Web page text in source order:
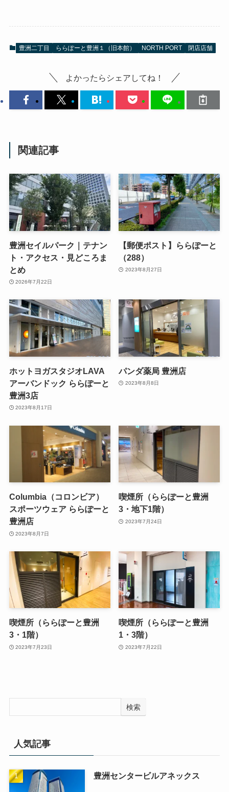
豊洲二丁目 ららぽーと豊洲１（旧本館） NORTH PORT 閉店店舗
よかったらシェアしてね！
関連記事
豊洲セイルパーク｜テナン
ト・アクセス・見どころま
とめ
2026年7月22日
【郵便ポスト】ららぽーと
（288）
2023年8月27日
ホットヨガスタジオLAVA
アーバンドック ららぽーと
豊洲3店
2023年8月17日
パンダ薬局 豊洲店
2023年8月8日
Columbia（コロンビア）
スポーツウェア ららぽーと
豊洲店
2023年8月7日
喫煙所（ららぽーと豊洲
3・地下1階）
2023年7月24日
喫煙所（ららぽーと豊洲
3・1階）
2023年7月23日
喫煙所（ららぽーと豊洲
1・3階）
2023年7月22日
検索
人気記事
豊洲センタービルアネックス